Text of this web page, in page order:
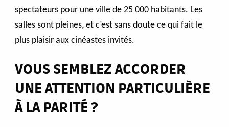
spectateurs pour une ville de 25 000 habitants. Les
salles sont pleines, et c’est sans doute ce qui fait le
plus plaisir aux cinéastes invités.
VOUS SEMBLEZ ACCORDER
UNE ATTENTION PARTICULIÈRE
À LA PARITÉ ?